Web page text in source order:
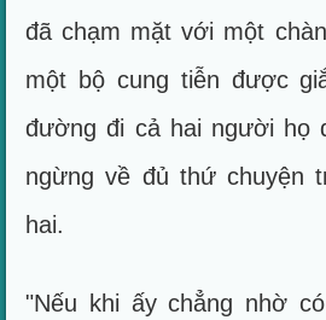
đã chạm mặt với một
một bộ cung tiễn được
đường đi cả hai người họ
ngừng về đủ thứ chuyện
hai.
"Nếu khi ấy chẳng nhờ